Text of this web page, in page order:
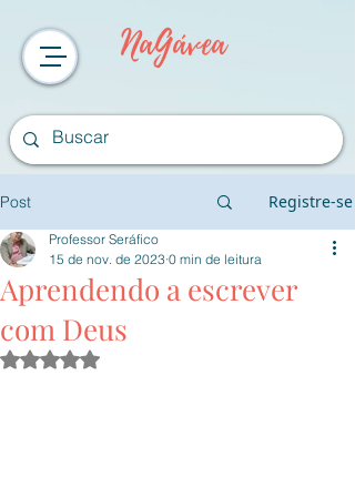
NaGávea
Post Registre-se
Aprendendo a escrever
com Deus
Professor Seráfico
15 de nov. de 2023 0 min de leitura
Avaliado com NaN de 5 estrelas.